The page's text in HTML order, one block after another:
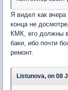
Я видел как
конца не
КМК, его должны
баки, ибо почти
ремонт.
Listunova, on 08